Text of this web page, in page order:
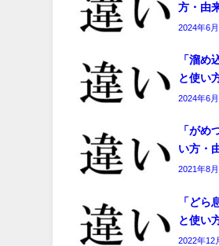
方・由
2024年6
「溜め
と使い
2024年6
「がめ
い方・
2021年8
「どら
と使い
2022年12